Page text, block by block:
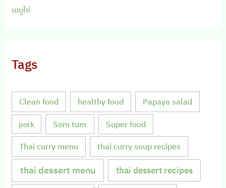
เมนูไก่
Tags
Clean food healthy food Papaya salad
pork Som tum Super food
Thai curry menu thai curry soup recipes
thai dessert menu thai dessert recipes